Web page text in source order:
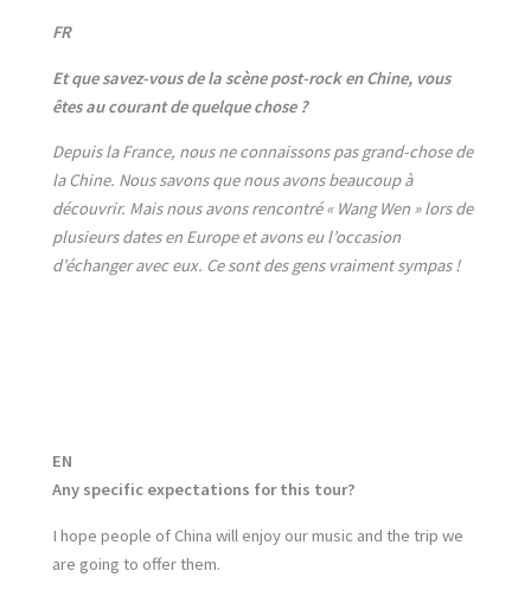
FR
Et que savez-vous de la scène post-rock en Chine, vous
êtes au courant de quelque chose ?
Depuis la France, nous ne connaissons pas grand-chose de
la Chine. Nous savons que nous avons beaucoup à
découvrir. Mais nous avons rencontré « Wang Wen » lors de
plusieurs dates en Europe et avons eu l’occasion
d’échanger avec eux. Ce sont des gens vraiment sympas !
EN
Any specific expectations for this tour?
I hope people of China will enjoy our music and the trip we
are going to offer them.